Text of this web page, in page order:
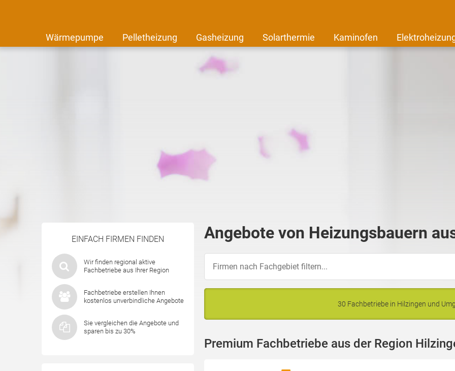
Wärmepumpe Pelletheizung Gasheizung Solarthermie Kaminofen
EINFACH FIRMEN FINDEN
Wir finden regional aktive
Fachbetriebe aus Ihrer Region
Fachbetriebe erstellen Ihnen
kostenlos unverbindliche Angebote
Sie vergleichen die Angebote und
sparen bis zu 30%
Angebote von Heizungsbauern
30 Fachbetriebe in Hilzingen und
Premium Fachbetriebe aus der Region